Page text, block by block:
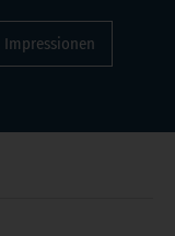
Impressionen